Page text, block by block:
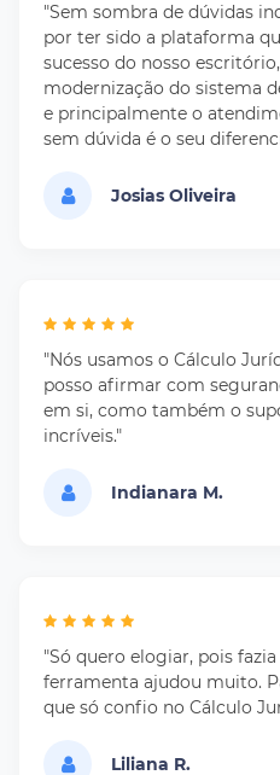
"Sem sombra de dúvidas
por ter sido a plataforma
sucesso do nosso
modernização do sistema
e principalmente o
sem dúvida é o seu
Josias Oliveira
"Nós usamos o Cálculo
posso afirmar com
em si, como também o
incríveis."
Indianara M.
"Só quero elogiar, pois
ferramenta ajudou muito.
que só confio no Cálculo
Liliana R.